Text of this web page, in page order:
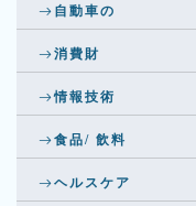
自動車の
消費財
情報技術
食品/ 飲料
ヘルスケア